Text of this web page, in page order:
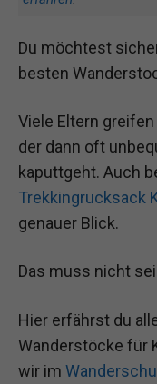
Du möchtest
besten
Viele Eltern
der dann oft
kaputtgeht. Auch
Trekkingrucksack
genauer Blick.
Das muss nicht
Hier erfährst du
Wanderstöcke für
wir im